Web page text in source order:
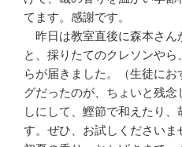
てます。感謝です。
昨日は教室直後に森本さん
と、採りたてのクレソンや
らが届きました。（生徒に
グだったのが、ちょいと残
しにして、鰹節で和えたり
す。ぜひ、お試しくださいま